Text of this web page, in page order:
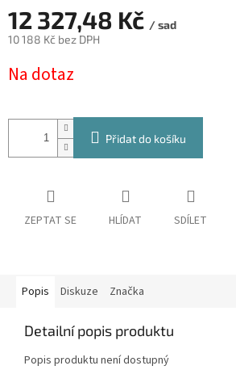
12 327,48 Kč / sad
10 188 Kč bez DPH
cena:
Na dotaz
Přidat do košíku
ZEPTAT SE HLÍDAT SDÍLET
Popis Diskuze Značka
Detailní popis produktu
Popis produktu není dostupný